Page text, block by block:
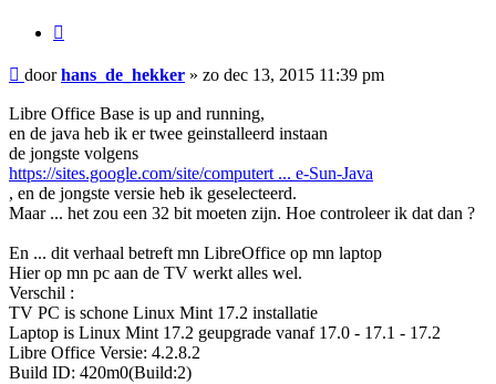
Bericht
doorhans_de_hekker » zo dec 13, 2015 11:39 pm
Libre Office Base is up and running,
en de java heb ik er twee geinstalleerd instaan
de jongste volgens
https://sites.google.com/site/computert ... e-Sun-Java
, en de jongste versie heb ik geselecteerd.
Maar ... het zou een 32 bit moeten zijn. Hoe controleer ik dat dan ?
En ... dit verhaal betreft mn LibreOffice op mn laptop
Hier op mn pc aan de TV werkt alles wel.
Verschil :
TV PC is schone Linux Mint 17.2 installatie
Laptop is Linux Mint 17.2 geupgrade vanaf 17.0 - 17.1 - 17.2
Libre Office Versie: 4.2.8.2
Build ID: 420m0(Build:2)